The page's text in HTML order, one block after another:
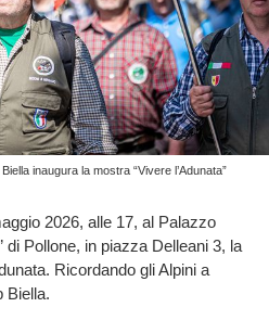
inaugura la mostra “Vivere l’Adunata”
2026, alle 17, al Palazzo
di Pollone, in piazza Delleani 3, la
Ricordando gli Alpini a
Biella.